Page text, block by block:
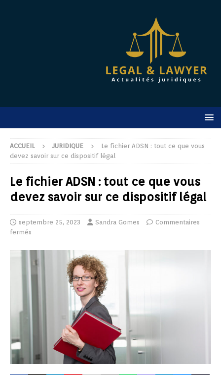
ACCUEIL JURIDIQUE
Le fichier ADSN : tout ce que vous
devez savoir sur ce dispositif légal
Le fichier ADSN : tout ce que vous
devez savoir sur ce dispositif légal
septembre 25, 2023 Sandra Gomes
Commentaires
fermés